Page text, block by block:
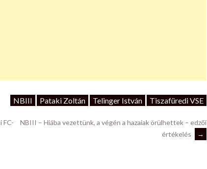
NBIII Pataki Zoltán Telinger István Tiszafüredi VSE
FC-
NBIII – Hiába vezettünk, a végén a hazaiak örülhettek – edzői
értékelés
→